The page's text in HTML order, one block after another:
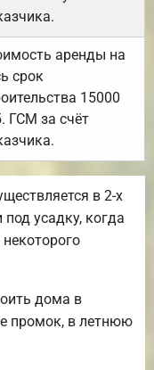
аренды на
срок
15000
ГСМ за счёт
в 2-х
усадку, когда
дома в
промок, в летнюю